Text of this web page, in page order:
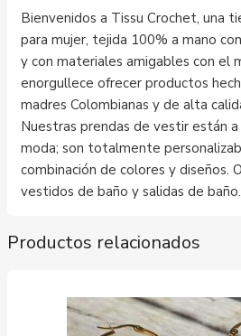
Bienvenidos a Tissu Crochet, una
para mujer, tejida 100% a mano
y con materiales amigables con el
enorgullece ofrecer productos
madres Colombianas y de alta
Nuestras prendas de vestir están
moda; son totalmente
combinación de colores y diseños.
vestidos de baño y salidas de baño.
Productos relacionados